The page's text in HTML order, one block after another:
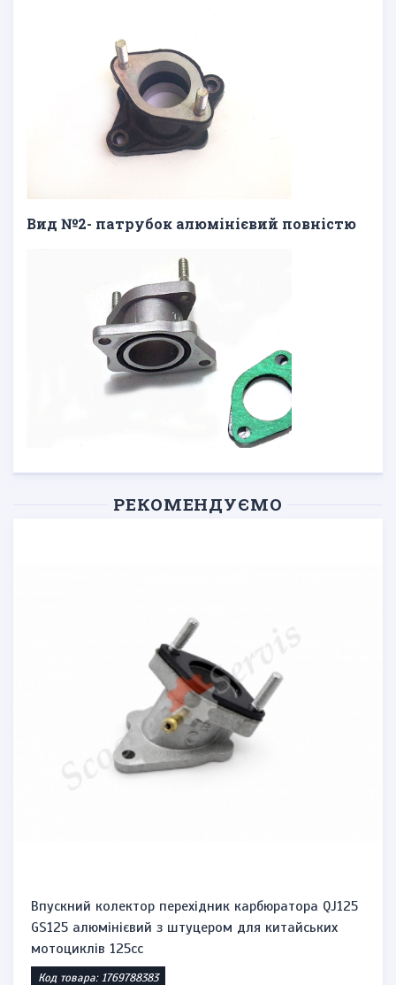
Вид №2- патрубок алюмінієвий повністю
РЕКОМЕНДУЄМО
Впускний колектор перехідник карбюратора QJ125
GS125 алюмінієвий з штуцером для китайських
мотоциклів 125сс
Код товара: 1769788383